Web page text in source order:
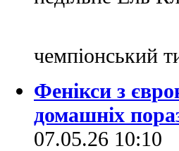
чемпіонський
Фенікси з
домашніх
07.05.26 10:10